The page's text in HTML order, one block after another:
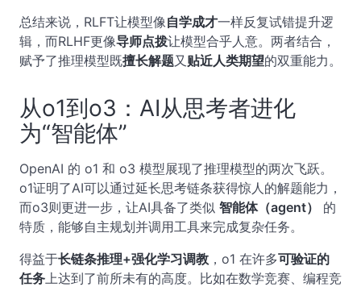
总结来说，RLFT让模型像自学成才一样反复试错提升逻
辑，而RLHF更像导师点拨让模型合乎人意。两者结合，
赋予了推理模型既擅长解题又 贴近人类期望的双重能力。
从o1到o3：AI从思考者进化
为“智能体”
OpenAI 的 o1 和 o3 模型展现了推理模型的两次飞跃。
o1证明了AI可以通过延长思考链条获得惊人的解题能力，
而o3则更进一步，让AI具备了类似 智能体（agent）
的
特质，能够自主规划并调用工具来完成复杂任务。
得益于长链条推理+强化学习调教 ，o1 在许多可验证的
任务 上达到了前所未有的高度。比如在数学竞赛、编程竞